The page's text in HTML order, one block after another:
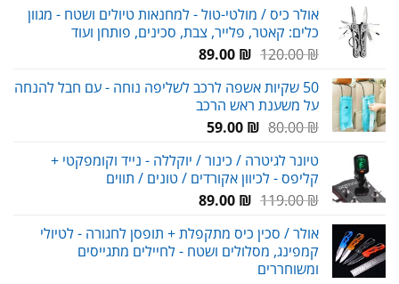
עד
אולר כיס / מולטי-טול - למחנאות טיולים ושטח - מגוון
כלים: קאטר, פלייר, צבת, סכינים, פותחן ועוד
120.00₪
המחיר
היה:
120.00 ₪.
89.00 ₪
המחיר
הוא:
89.00 ₪.
50 שקיות אשפה לרכב לשליפה נוחה - עם חבל להנחה
על משענת ראש הרכב
80.00₪
המחיר
היה:
80.00 ₪.
59.00 ₪
המחיר
הוא:
59.00 ₪.
טיונר לגיטרה / כינור / יוקללה - נייד וקומפקטי +
קליפס - לכיוון אקורדים / טונים / תווים
119.00₪
המחיר
היה:
119.00 ₪.
89.00 ₪
המחיר
הוא:
89.00 ₪.
אולר / סכין כיס מתקפלת + תופסן לחגורה - לטיולי
קמפינג, מסלולים ושטח - לחיילים מתגייסים
ומשוחררים